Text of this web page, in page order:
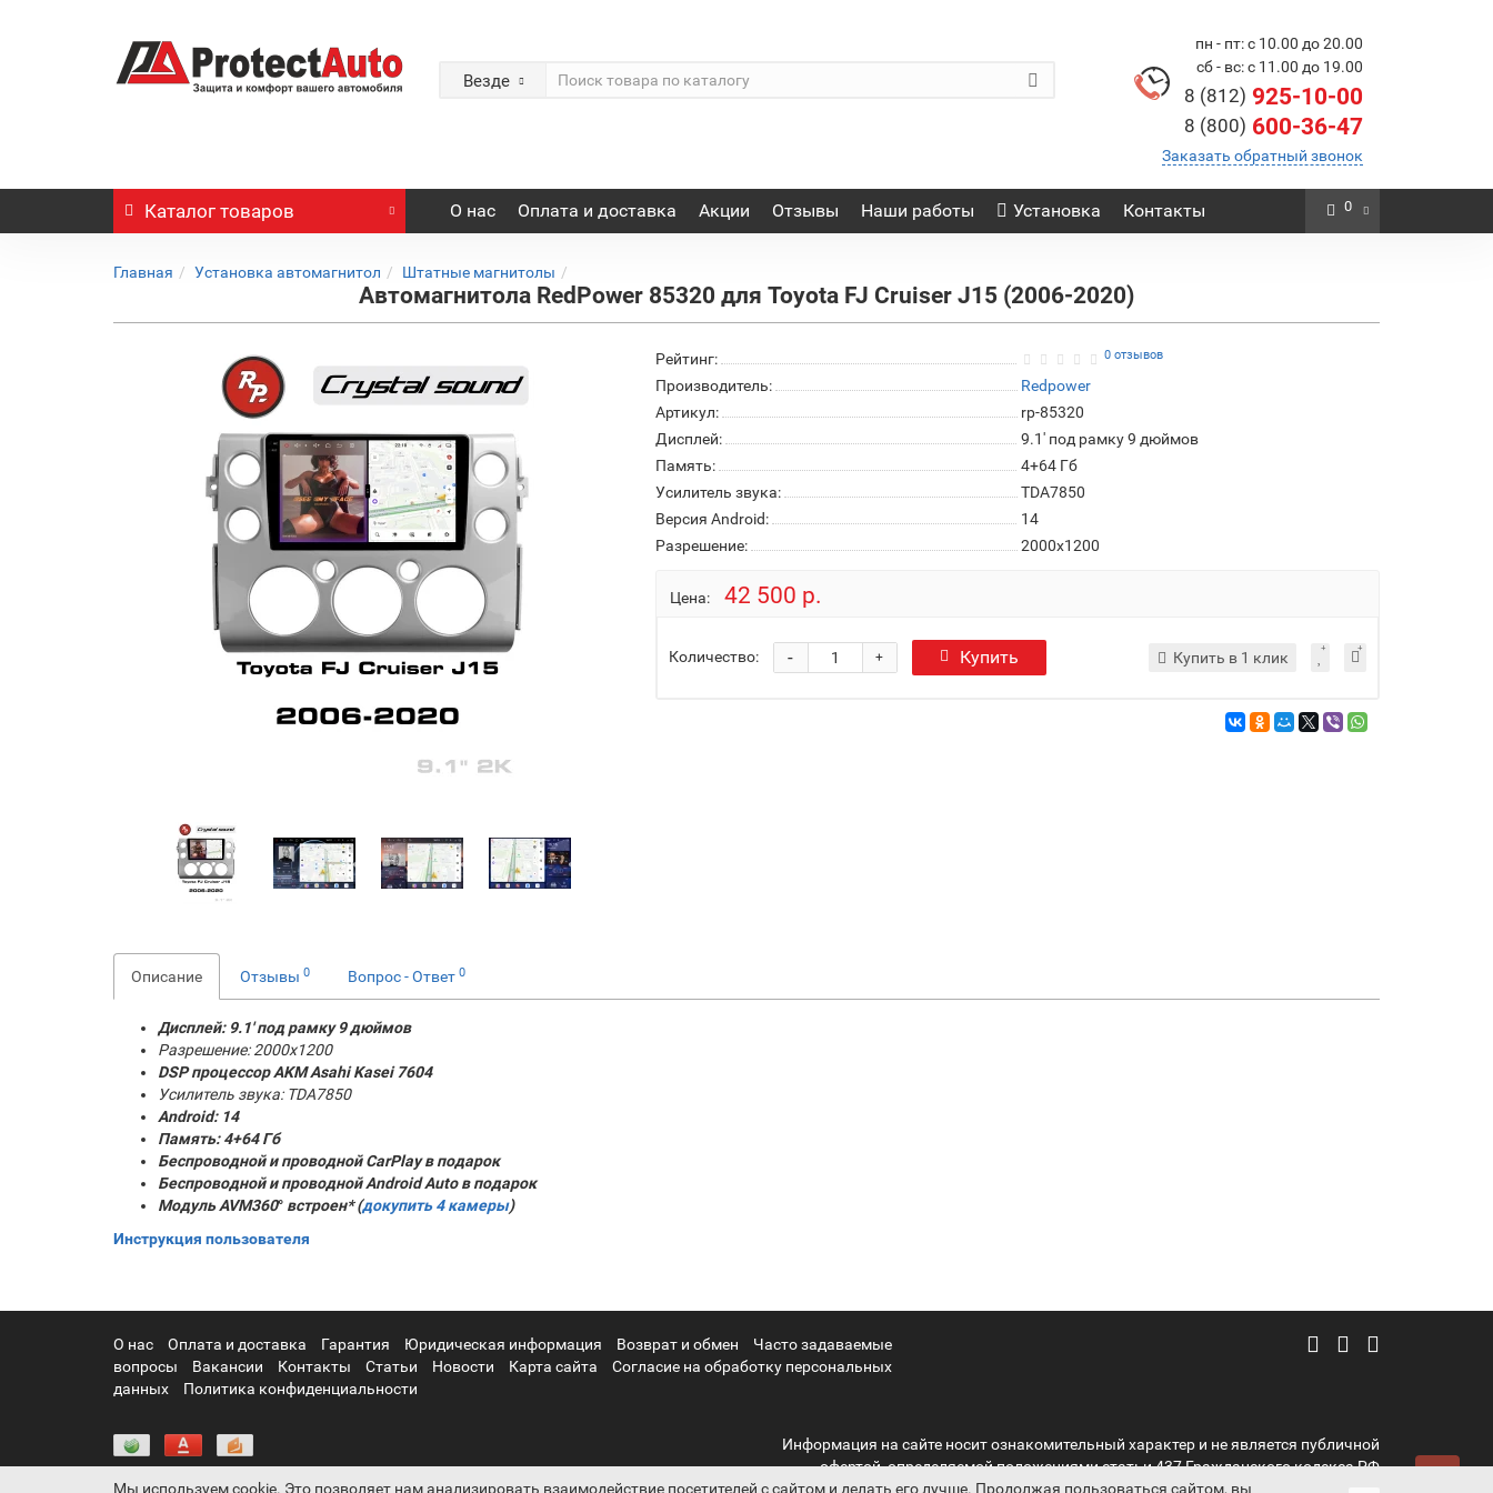
Везде
пн - пт: с 10.00 до 20.00
сб - вс: с 11.00 до 19.00
8 (812) 925-10-00
8 (800) 600-36-47
Заказать обратный звонок
Каталог товаров О нас Оплата и доставка Акции Отзывы Наши работы Установка Контакты 0
Главная Установка автомагнитол Штатные магнитолы
Автомагнитола RedPower 85320 для Toyota FJ Cruiser J15 (2006-2020)
Рейтинг: 0 отзывов
Производитель:
Redpower
Артикул:
rp-85320
Дисплей:
9.1' под рамку 9 дюймов
Память:
4+64 Гб
Усилитель звука:
TDA7850
Версия Android:
14
Разрешение:
2000x1200
Цена: 42 500 р.
Количество: +
- Купить Купить в 1 клик
Описание Отзывы 0 Вопрос - Ответ 0
Дисплей: 9.1' под рамку 9 дюймов
Разрешение: 2000x1200
DSP процессор AKM Asahi Kasei 7604
Усилитель звука: TDA7850
Android: 14
Память:4+64 Гб
Беспроводной и проводной CarPlay в подарок
Беспроводной и проводной Android Auto в подарок
Модуль AVM360° встроен* (докупить 4 камеры)
Инструкция пользователя
О нас Оплата и доставка Гарантия Юридическая информация Возврат и обмен
Часто задаваемые
вопросы
Вакансии Контакты Статьи Новости Карта сайта
Согласие на обработку персональных
данных
Политика конфиденциальности
Информация на сайте носит ознакомительный характер и не является публичной
офертой, определяемой положениями статьи 437 Гражданского кодекса РФ
ProtectAuto © 2011-2026
Мы используем cookie. Это позволяет нам анализировать взаимодействие посетителей с сайтом и делать его лучше. Продолжая пользоваться сайтом, вы